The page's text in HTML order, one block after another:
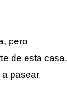
pero
de esta casa.
pasear,